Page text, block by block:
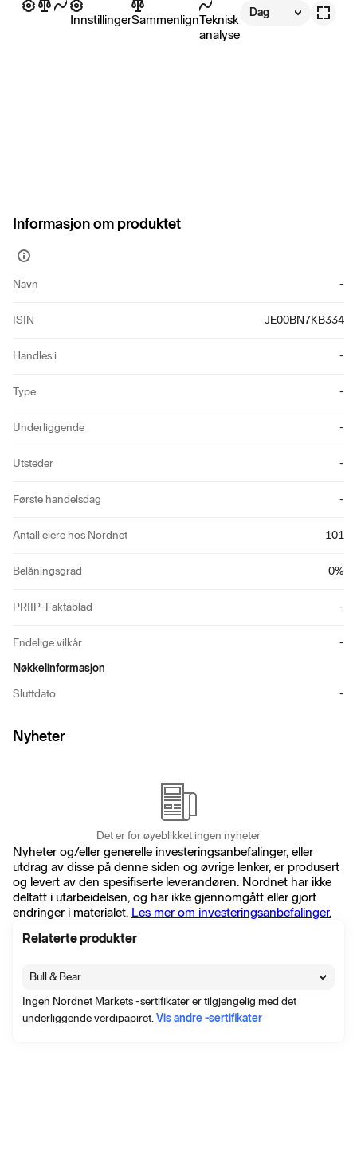
InnstillingerSammenlignTeknisk
analyse
Dag
Informasjon om produktet
Vis
informasjon
Navn -
ISIN JE00BN7KB334
Handles i -
Type -
Underliggende -
Utsteder -
Første handelsdag -
Antall eiere hos Nordnet 101
Belåningsgrad 0%
PRIIP-Faktablad -
Endelige vilkår
-
Nøkkelinformasjon
Sluttdato
-
Nyheter
Det er for øyeblikket ingen nyheter
Nyheter og/eller generelle investeringsanbefalinger, eller
utdrag av disse på denne siden og øvrige lenker, er produsert
og levert av den spesifiserte leverandøren. Nordnet har ikke
deltatt i utarbeidelsen, og har ikke gjennomgått eller gjort
endringer i materialet. Les mer om investeringsanbefalinger.
Relaterte produkter
Bull & Bear
Ingen Nordnet Markets -sertifikater er tilgjengelig med det
underliggende verdipapiret.Vis andre -sertifikater